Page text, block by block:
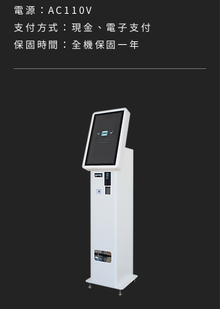
電源：AC110V
支付方式：現金、電子支付​
保固時間：全機保固一年